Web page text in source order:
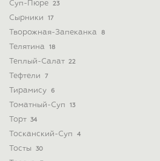
Суп-Пюре 23
Сырники 17
Творожная-Запеканка 8
Телятина 18
Теплый-Салат 22
Тефтели 7
Тирамису 6
Томатный-Суп 13
Торт 34
Тосканский-Суп 4
Тосты 30